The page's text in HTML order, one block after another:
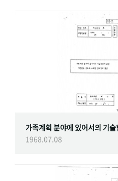
1968.07.08